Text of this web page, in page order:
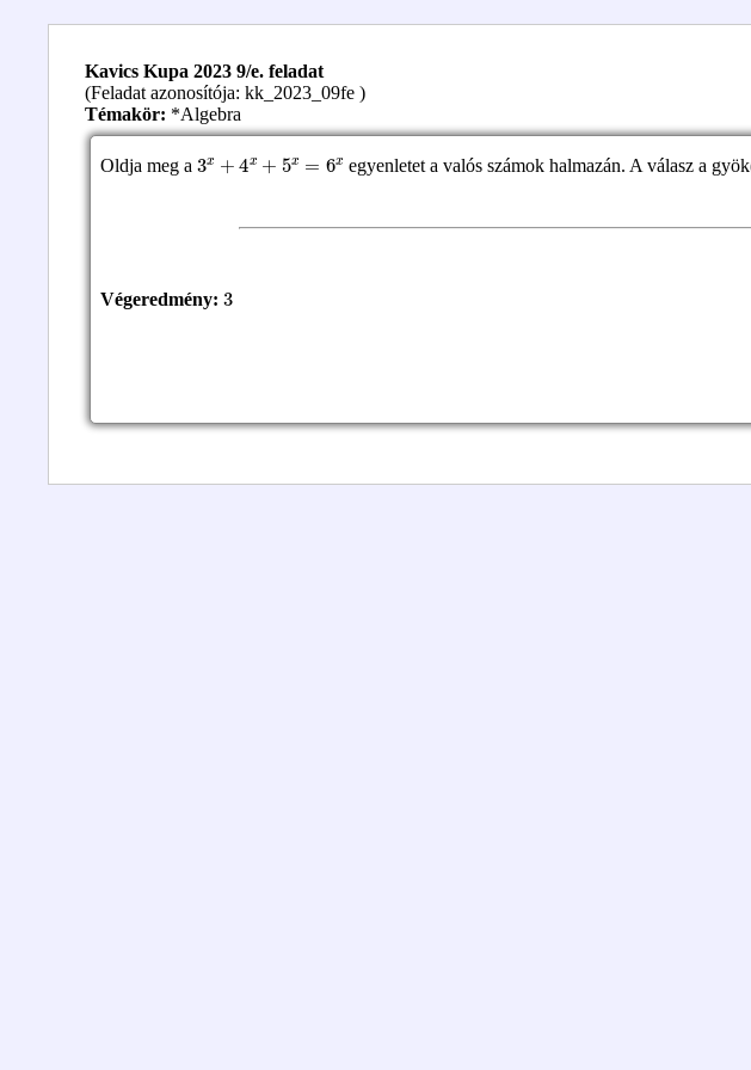
Kavics Kupa 2023 9/e. feladat
(Feladat azonosítója: kk_2023_09fe )
Témakör: *Algebra
Oldja meg a 3x + x+ 5 x=6 egyenletet a valós számok halmazán. A válasz a
Végeredmény: 3